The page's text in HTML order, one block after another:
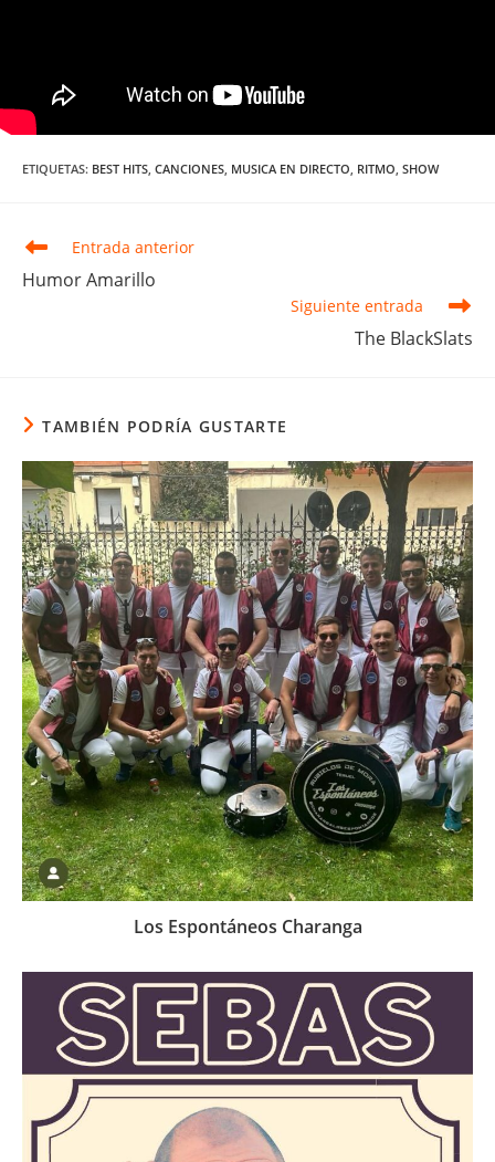
ETIQUETAS: BEST HITS CANCIONES MUSICA EN DIRECTO RITMO SHOW
Leer
artículos
Entrada anterior
Humor Amarillo
Siguiente entrada
The BlackSlats
TAMBIÉN PODRÍA GUSTARTE
Los Espontáneos Charanga